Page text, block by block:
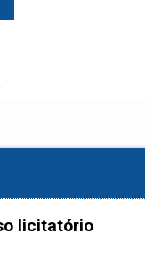
licitatório